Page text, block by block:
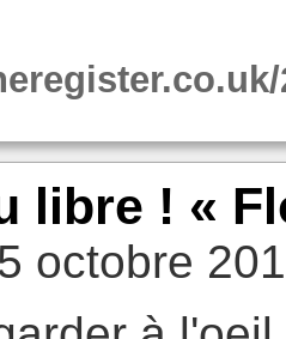
libre ! «
octobre